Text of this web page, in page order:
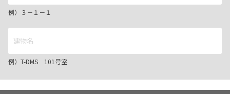
例）３－１－１
例）T-DMS 101号室